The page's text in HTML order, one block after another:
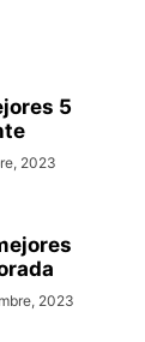
5
2023
2023